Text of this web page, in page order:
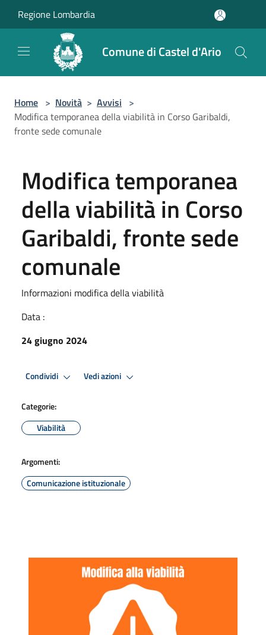
Regione Lombardia
Comune di Castel d'Ario
Home > Novità > Avvisi >
Modifica temporanea della viabilità in Corso Garibaldi,
fronte sede comunale
Modifica temporanea
della viabilità in Corso
Garibaldi, fronte sede
comunale
Informazioni modifica della viabilità
Data :
24 giugno 2024
Condividi Vedi azioni
Categorie:
Viabilità
Argomenti:
Comunicazione istituzionale